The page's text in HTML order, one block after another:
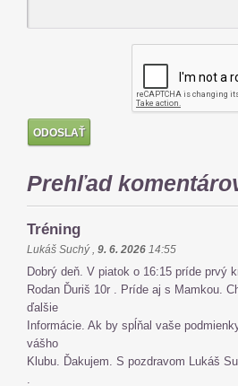
Prehľad
Tréning
Lukáš Suchý, 9. 6. 2026 14:55
Dobrý deň. V piatok o 16:15 príde prvý
Rodan Ďuriš 10r . Príde aj s Mamkou.
ďalšie
Informácie. Ak by spĺňal vaše
vášho
Klubu. Ďakujem. S pozdravom Lukáš
.